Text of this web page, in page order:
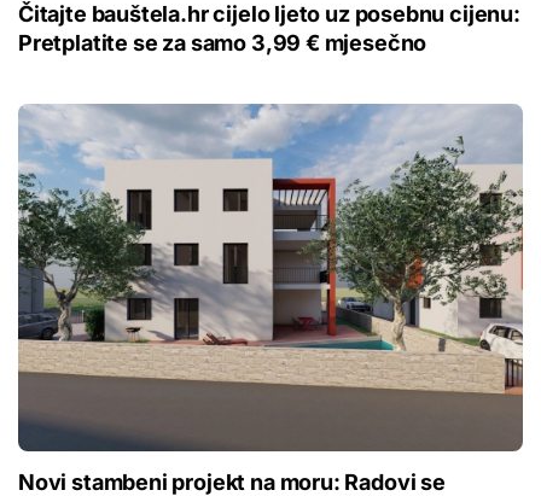
Čitajte bauštela.hr cijelo ljeto uz posebnu cijenu:
Pretplatite se za samo 3,99 € mjesečno
Novi stambeni projekt na moru: Radovi se